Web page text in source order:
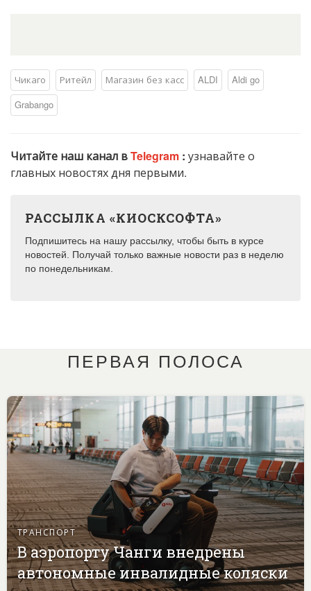
Чикаго Ритейл Магазин без касс ALDI
Aldi go
Grabango
Читайте наш канал вTelegram : узнавайте о
главных новостях дня первыми.
РАССЫЛКА «КИОСКСОФТА»
Подпишитесь на нашу рассылку, чтобы быть в курсе
новостей. Получай только важные новости раз в неделю
по понедельникам.
ПЕРВАЯ ПОЛОСА
ТРАНСПОРТ
В аэропорту Чанги внедрены
автономные инвалидные коляски